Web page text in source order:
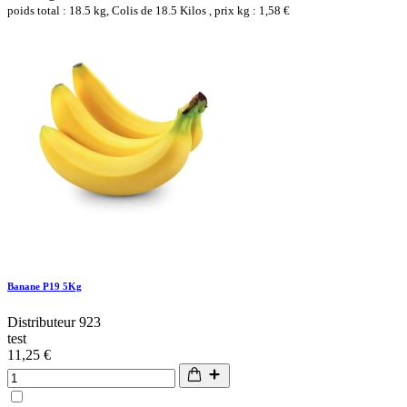
poids total : 18.5 kg, Colis de 18.5 Kilos , prix kg : 1,58 €
Banane P19 5Kg
Distributeur 923
test
11,25 €